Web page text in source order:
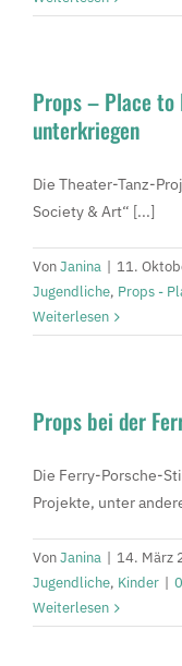
Props – Place
unterkriegen
Die Theater-Tanz-
Society & Art“ [...]
VonJanina | 11.
Jugendliche, Props -
Weiterlesen
Props bei der
Die Ferry-Porsche-
Projekte, unter
VonJanina | 14. März
Jugendliche, Kinder |
Weiterlesen